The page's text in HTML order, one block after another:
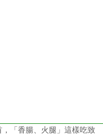
「香腸、火腿」這樣吃致